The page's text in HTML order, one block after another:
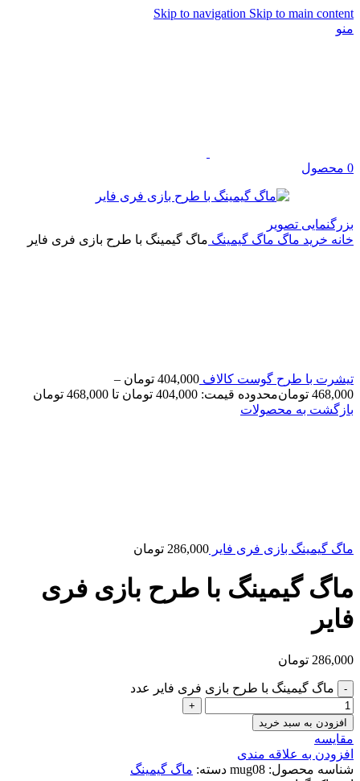
Skip to navigation Skip to main content
منو
0 محصول
بزرگنمایی تصویر
خانه خرید ماگ ماگ گیمینگ ماگ گیمینگ با طرح بازی فری فایر
تیشرت با طرح گوست کالاف 404,000 تومان –
468,000 تومانمحدوده قیمت: 404,000 تومان تا 468,000 تومان
بازگشت به محصولات
ماگ گیمینگ بازی فری فایر 286,000 تومان
ماگ گیمینگ با طرح بازی فری
فایر
286,000 تومان
ماگ گیمینگ با طرح بازی فری فایر عدد
افزودن به سبد خرید
مقایسه
افزودن به علاقه مندی
شناسه محصول: mug08 دسته: ماگ گیمینگ